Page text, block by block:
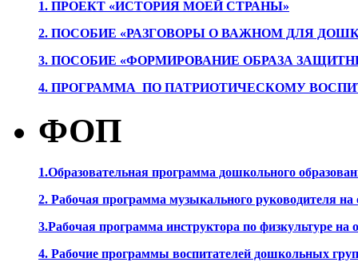
1. ПРОЕКТ «ИСТОРИЯ МОЕЙ СТРАНЫ»
2. ПОСОБИЕ «РАЗГОВОРЫ О ВАЖНОМ ДЛЯ
3. ПОСОБИЕ «ФОРМИРОВАНИЕ ОБРАЗА
4. ПРОГРАММА ПО ПАТРИОТИЧЕСКОМУ
ФОП
1.Образовательная программа дошкольного
2. Рабочая программа музыкального руководителя
3.Рабочая программа инструктора по физкультуре
4. Рабочие программы воспитателей дошкольных